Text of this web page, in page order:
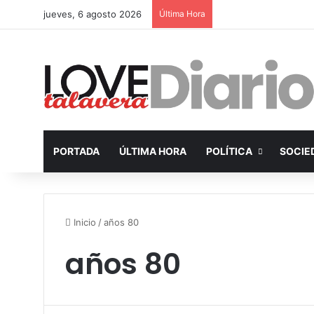
jueves, 6 agosto 2026 Última Hora
PORTADA ÚLTIMA HORA POLÍTICA
Inicio /años 80
años 80